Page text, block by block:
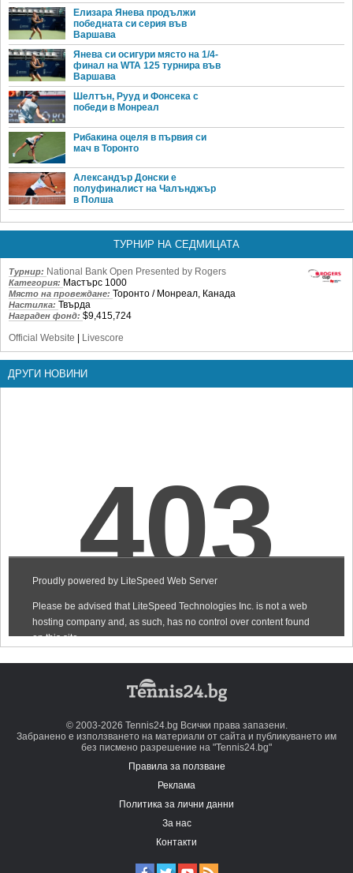
Елизара Янева продължи
победната си серия във
Варшава
Янева си осигури място на 1/4-
финал на WTA 125 турнира във
Варшава
Шелтън, Рууд и Фонсека с
победи в Монреал
Рибакина оцеля в първия си
мач в Торонто
Александър Донски е
полуфиналист на Чалънджър
в Полша
ТУРНИР НА СЕДМИЦАТА
Турнир: National Bank Open Presented by Rogers
Категория: Мастърс 1000
Място на провеждане: Торонто / Монреал, Канада
Настилка: Твърда
Награден фонд: $9,415,724
Official Website
Livescore
ДРУГИ НОВИНИ
© 2003-2026 Tennis24.bg Всички права запазени.
Забранено е използването на материали от сайта и публикуването им
без писмено разрешение на "Tennis24.bg"
Правила за ползване
Реклама
Политика за лични данни
За нас
Контакти